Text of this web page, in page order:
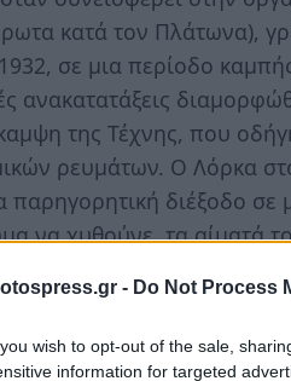
- Do Not Process
wish to opt-out of the sale,
information for targeted
κατά τον Πλάτωνα),
σε μια περίοδο καμπής
ανακατατάξεις
της Τέχνης, που
ρευμάτων. Ο Λόρκα
διέξοδο σε
να χυθούνε, τα αίματά
Σκηνοθετική επιμέλεια: